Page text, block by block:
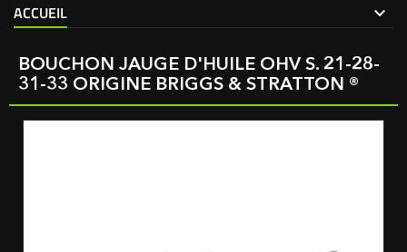
ACCUEIL
BOUCHON JAUGE D'HUILE OHV S. 21-28-
31-33 ORIGINE BRIGGS & STRATTON ®